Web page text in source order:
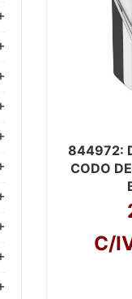
844972:
CODO
C/